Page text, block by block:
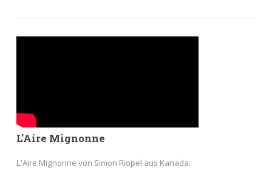
L'Aire Mignonne
L'Aire Mignonne von Simon Riopel aus Kanada.